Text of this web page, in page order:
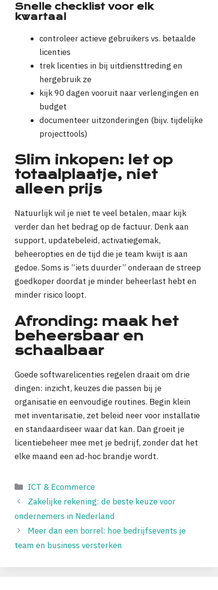
Snelle checklist voor elk
kwartaal
controleer actieve gebruikers vs. betaalde
licenties
trek licenties in bij uitdiensttreding en
hergebruik ze
kijk 90 dagen vooruit naar verlengingen en
budget
documenteer uitzonderingen (bijv. tijdelijke
projecttools)
Slim inkopen: let op
totaalplaatje, niet
alleen prijs
Natuurlijk wil je niet te veel betalen, maar kijk
verder dan het bedrag op de factuur. Denk aan
support, updatebeleid, activatiegemak,
beheeropties en de tijd die je team kwijt is aan
gedoe. Soms is “iets duurder” onderaan de streep
goedkoper doordat je minder beheerlast hebt en
minder risico loopt.
Afronding: maak het
beheersbaar en
schaalbaar
Goede softwarelicenties regelen draait om drie
dingen: inzicht, keuzes die passen bij je
organisatie en eenvoudige routines. Begin klein
met inventarisatie, zet beleid neer voor installatie
en standaardiseer waar dat kan. Dan groeit je
licentiebeheer mee met je bedrijf, zonder dat het
elke maand een ad-hoc brandje wordt.
Categorieën
ICT & Ecommerce
Zakelijke rekening: de beste keuze voor
ondernemers in Nederland
Meer dan een borrel: hoe bedrijfsevents je
team en business versterken